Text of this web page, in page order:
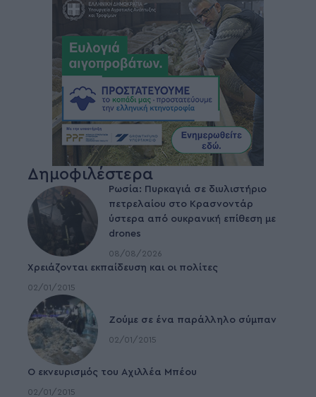
Δημοφιλέστερα
Ρωσία: Πυρκαγιά σε διυλιστήριο
πετρελαίου στο Κρασνοντάρ
ύστερα από ουκρανική επίθεση με
drones
08/08/2026
Χρειάζονται εκπαίδευση και οι πολίτες
02/01/2015
Ζούμε σε ένα παράλληλο σύμπαν
02/01/2015
Ο εκνευρισμός του Αχιλλέα Μπέου
02/01/2015